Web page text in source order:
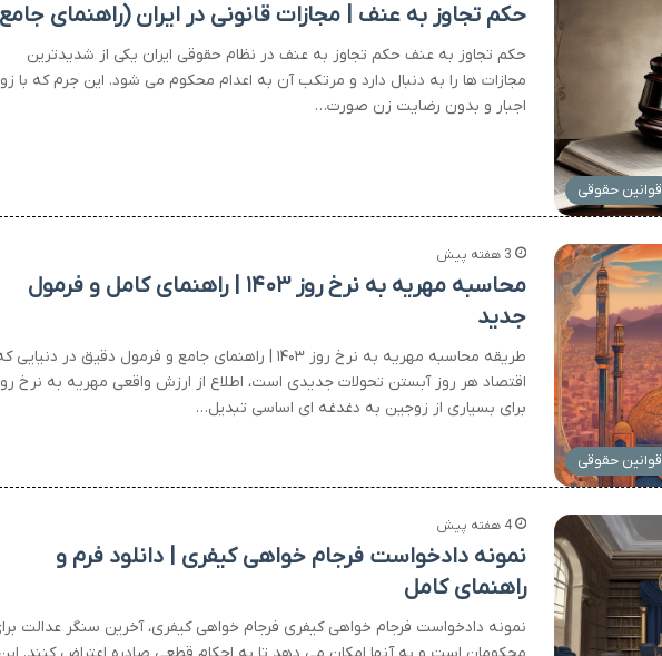
قوانین حقوقی
حکم تجاوز به عنف | مجازات قانونی در ایران (راهنمای
حکم تجاوز به عنف حکم تجاوز به عنف در نظام حقوقی ایران یکی از شدیدترین
مجازات ها را به دنبال دارد و مرتکب آن به اعدام محکوم می شود. این جرم که با
اجبار و بدون رضایت زن صورت…
قوانین حقوقی
3 هفته پیش
محاسبه مهریه به نرخ روز ۱۴۰۳ | راهنمای کامل و فرمول
جدید
طریقه محاسبه مهریه به نرخ روز ۱۴۰۳ | راهنمای جامع و فرمول دقیق در دنیایی
اقتصاد هر روز آبستن تحولات جدیدی است، اطلاع از ارزش واقعی مهریه به نرخ
برای بسیاری از زوجین به دغدغه ای اساسی تبدیل…
4 هفته پیش
نمونه دادخواست فرجام خواهی کیفری | دانلود فرم و
راهنمای کامل
نمونه دادخواست فرجام خواهی کیفری فرجام خواهی کیفری، آخرین سنگر عدالت